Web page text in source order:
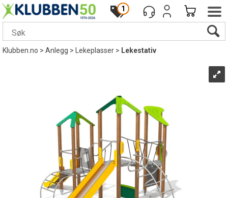
1
Klubben.no>Anlegg> Lekeplasser> Lekestativ